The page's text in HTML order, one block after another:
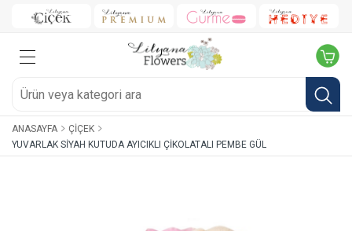
ANASAYFA
ÇIÇEK
YUVARLAK SIYAH KUTUDA AYICIKLI ÇIKOLATALI PEMBE GÜL